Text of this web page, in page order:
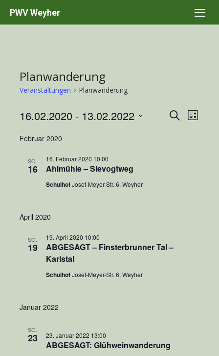
PWV Weyher
Planwanderung
Veranstaltungen Planwanderung
Veranstaltungen SucheListe
16.02.2020 - 13.02.2022
wählen.
Februar 2020
SO.
16 Ahlmühle – Slevogtweg
16. Februar 2020 10:00
SchulhofJosef-Meyer-Str. 6, Weyher
April 2020
SO.
19
ABGESAGT – Finsterbrunner Tal –
Karlstal
19. April 2020 10:00
SchulhofJosef-Meyer-Str. 6, Weyher
Januar 2022
SO.
23
ABGESAGT: Glühweinwanderung
23. Januar 2022 13:00